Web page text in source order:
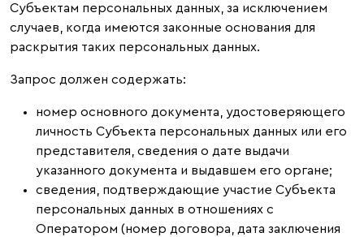
Субъектам персональных данных, за исключением
случаев, когда имеются законные основания для
раскрытия таких персональных данных.
Запрос должен содержать:
номер основного документа, удостоверяющего
личность Субъекта персональных данных или его
представителя, сведения о дате выдачи
указанного документа и выдавшем его органе;
сведения, подтверждающие участие Субъекта
персональных данных в отношениях с
Оператором (номер договора, дата заключения